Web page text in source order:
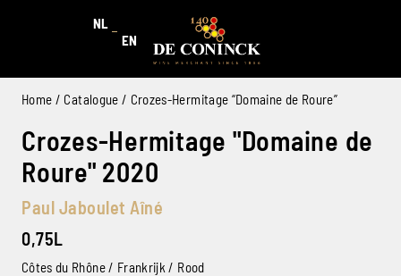
NL
EN
Home / Catalogue / Crozes-Hermitage “Domaine de Roure”
Crozes-Hermitage "Domaine de
Roure" 2020
Paul Jaboulet Aîné
0,75L
Côtes du Rhône / Frankrijk / Rood